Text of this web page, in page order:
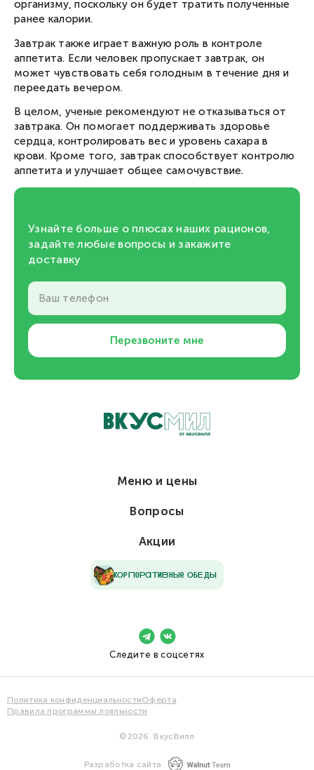
организму, поскольку он будет тратить полученные
ранее калории.
Завтрак также играет важную роль в контроле
аппетита. Если человек пропускает завтрак, он
может чувствовать себя голодным в течение дня и
переедать вечером.
В целом, ученые рекомендуют не отказываться от
завтрака. Он помогает поддерживать здоровье
сердца, контролировать вес и уровень сахара в
крови. Кроме того, завтрак способствует контролю
аппетита и улучшает общее самочувствие.
Узнайте больше о плюсах наших рационов,
задайте любые вопросы и закажите
доставку
Ваш телефон
Перезвоните мне
Меню и цены
Вопросы
Акции
кОрПоРаТиВнЫе ОбЕдЫ
Следите в соцсетях
Политика конфиденциальностиОферта
Правила программы лояльности
©2026. ВкусВилл
Разработка сайта
Соглашаюсь спубличной офертойи
политикой конфиденциальности